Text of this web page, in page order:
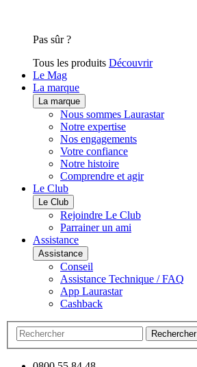
Pas sûr ?
Tous les produits Découvrir
Le Mag
La marque
La marque
Nous sommes Laurastar
Notre expertise
Nos engagements
Votre confiance
Notre histoire
Comprendre et agir
Le Club
Le Club
Rejoindre Le Club
Parrainer un ami
Assistance
Assistance
Conseil
Assistance Technique / FAQ
App Laurastar
Cashback
Rechercher